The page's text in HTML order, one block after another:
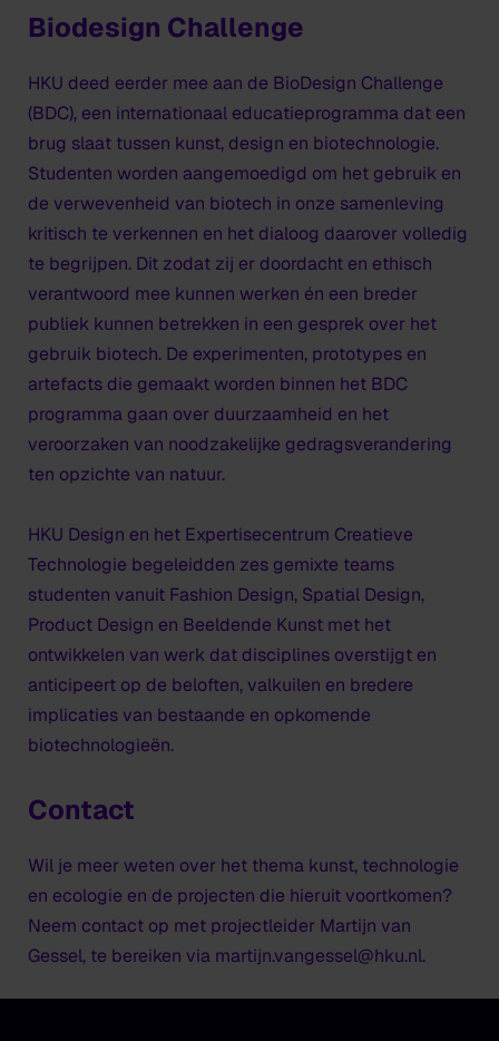
Biodesign Challenge
HKU deed eerder mee aan de BioDesign Challenge
(BDC), een internationaal educatieprogramma dat een
brug slaat tussen kunst, design en biotechnologie.
Studenten worden aangemoedigd om het gebruik en
de verwevenheid van biotech in onze samenleving
kritisch te verkennen en het dialoog daarover volledig
te begrijpen. Dit zodat zij er doordacht en ethisch
verantwoord mee kunnen werken én een breder
publiek kunnen betrekken in een gesprek over het
gebruik biotech. De experimenten, prototypes en
artefacts die gemaakt worden binnen het BDC
programma gaan over duurzaamheid en het
veroorzaken van noodzakelijke gedragsverandering
ten opzichte van natuur.
HKU Design en het Expertisecentrum Creatieve
Technologie begeleidden zes gemixte teams
studenten vanuit Fashion Design, Spatial Design,
Product Design en Beeldende Kunst met het
ontwikkelen van werk dat disciplines overstijgt en
anticipeert op de beloften, valkuilen en bredere
implicaties van bestaande en opkomende
biotechnologieën.
Contact
Wil je meer weten over het thema kunst, technologie
en ecologie en de projecten die hieruit voortkomen?
Neem contact op met projectleider Martijn van
Gessel, te bereiken via martijn.vangessel@hku.nl.